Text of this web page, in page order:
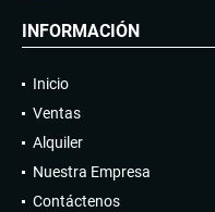
INFORMACIÓN
Inicio
Ventas
Alquiler
Nuestra Empresa
Contáctenos